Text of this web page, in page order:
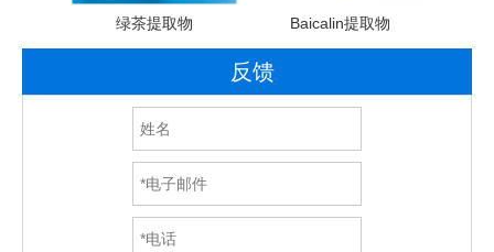
绿茶提取物 Baicalin提取物
反馈